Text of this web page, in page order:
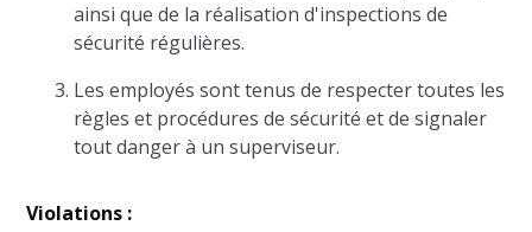
ainsi que de la réalisation d'inspections de
sécurité régulières.
Les employés sont tenus de respecter toutes les
règles et procédures de sécurité et de signaler
tout danger à un superviseur.
Violations :